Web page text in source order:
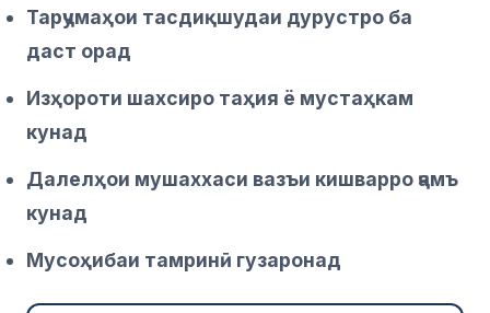
Тарҷумаҳои тасдиқшудаи дурустро ба
даст орад
Изҳороти шахсиро таҳия ё мустаҳкам
кунад
Далелҳои мушаххаси вазъи кишварро ҷамъ
кунад
Мусоҳибаи тамринӣ гузаронад